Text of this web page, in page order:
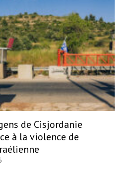
de Cisjordanie
à la violence de